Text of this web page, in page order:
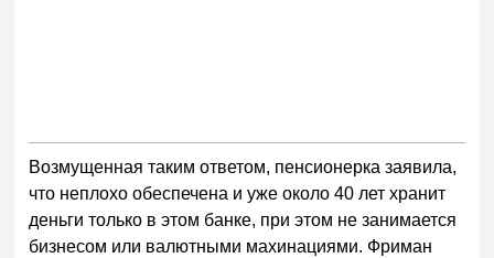
Возмущенная таким ответом, пенсионерка заявила,
что неплохо обеспечена и уже около 40 лет хранит
деньги только в этом банке, при этом не занимается
бизнесом или валютными махинациями. Фриман